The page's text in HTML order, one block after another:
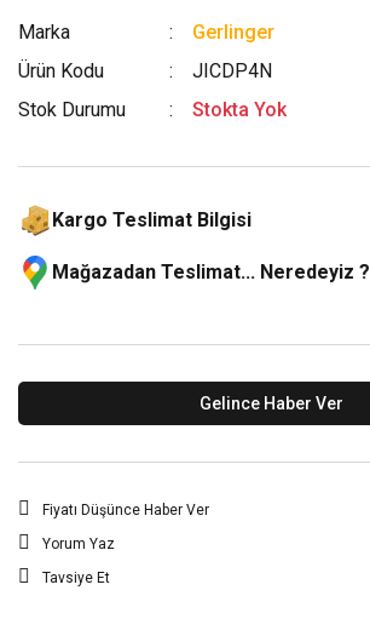
Marka
Gerlinger
Ürün Kodu
JICDP4N
Stok Durumu
Stokta Yok
Kargo Teslimat Bilgisi
Mağazadan Teslimat... Neredeyiz ?
Gelince Haber Ver
Fiyatı Düşünce Haber Ver
Yorum Yaz
Tavsiye Et